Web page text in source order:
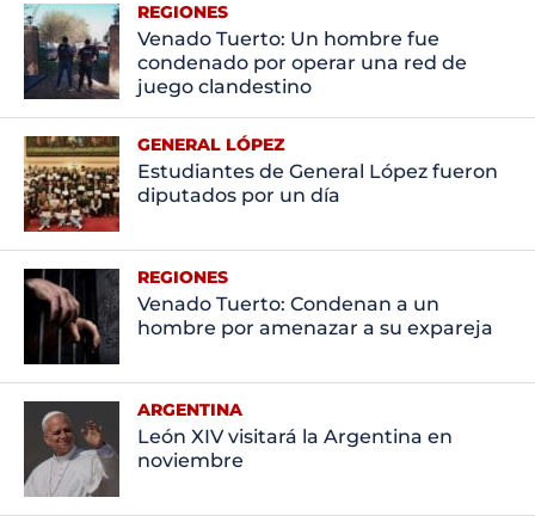
REGIONES
Venado Tuerto: Un hombre fue
condenado por operar una red de
juego clandestino
GENERAL LÓPEZ
Estudiantes de General López fueron
diputados por un día
REGIONES
Venado Tuerto: Condenan a un
hombre por amenazar a su expareja
ARGENTINA
León XIV visitará la Argentina en
noviembre